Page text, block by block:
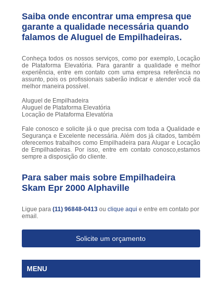
Saiba onde encontrar uma empresa que
garante a qualidade necessária quando
falamos de Aluguel de Empilhadeiras.
Conheça todos os nossos serviços, como por exemplo, Locação
de Plataforma Elevatória. Para garantir a qualidade e melhor
experiência, entre em contato com uma empresa referência no
assunto, pois os profissionais saberão indicar e atender você da
melhor maneira possível.
Aluguel de Empilhadeira
Aluguel de Plataforma Elevatória
Locação de Plataforma Elevatória
Fale conosco e solicite já o que precisa com toda a Qualidade e
Segurança e Excelente necessária. Além dos já citados, também
oferecemos trabalhos como Empilhadeira para Alugar e Locação
de Empilhadeiras. Por isso, entre em contato conosco,estamos
sempre a disposição do cliente.
Para saber mais sobre Empilhadeira
Skam Epr 2000 Alphaville
Ligue para (11) 96848-0413 ou clique aqui e entre em contato por
email.
Solicite um orçamento
MENU